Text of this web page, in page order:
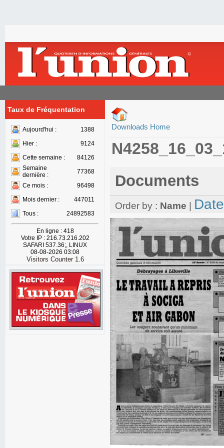
Taux de Fréquentation
Aujourd'hui :
1388
Hier :
9124
Cette semaine :
84126
Semaine
dernière :
77368
Ce mois :
96498
Mois dernier :
447011
Tous :
24892583
En ligne : 418
Votre IP : 216.73.216.202
SAFARI 537.36;, LINUX
08-08-2026 03:08
Visitors Counter 1.6
Downloads Home
Documents
Order by : Name Date